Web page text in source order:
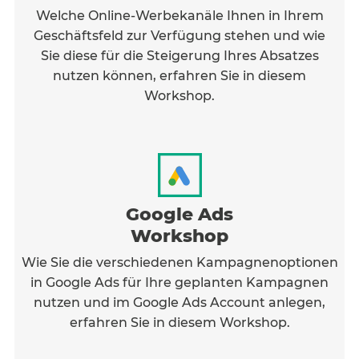
erlernen und implementieren, die Ihnen helfen,
Kund:innen online zu gewinnen?
Welche Online-Werbekanäle Ihnen in Ihrem
Geschäftsfeld zur Verfügung stehen und wie
Sie diese für die Steigerung Ihres Absatzes
nutzen können, erfahren Sie in diesem
Workshop.
Google Ads
Workshop
Wie Sie die verschiedenen Kampagnenoptionen
in Google Ads für Ihre geplanten Kampagnen
nutzen und im Google Ads Account anlegen,
erfahren Sie in diesem Workshop.